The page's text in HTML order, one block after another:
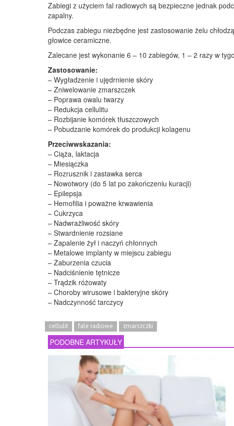
Zabiegi z użyciem fal radiowych są bezpieczne jednak
zapalny.
Podczas zabiegu niezbędne jest zastosowanie żelu
głowice ceramiczne.
Zalecane jest wykonanie 6 – 10 zabiegów, 1 – 2 razy w
Zastosowanie:
– Wygładzenie i ujędrnienie skóry
– Zniwelowanie zmarszczek
– Poprawa owalu twarzy
– Redukcja cellulitu
– Rozbijanie komórek tłuszczowych
– Pobudzanie komórek do produkcji kolagenu
Przeciwwskazania:
– Ciąża, laktacja
– Miesiączka
– Rozrusznik i zastawka serca
– Nowotwory (do 5 lat po zakończeniu kuracji)
– Epilepsja
– Hemofilia i poważne krwawienia
– Cukrzyca
– Nadwrażliwość skóry
– Stwardnienie rozsiane
– Zapalenie żył i naczyń chłonnych
– Metalowe implanty w miejscu zabiegu
– Zaburzenia czucia
– Nadciśnienie tętnicze
– Trądzik różowaty
– Choroby wirusowe i bakteryjne skóry
– Nadczynność tarczycy
cellulit fale radiowe zmarszczki
PODOBNE ARTYKUŁY